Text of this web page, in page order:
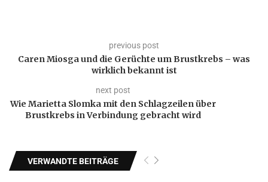
previous post
Caren Miosga und die Gerüchte um Brustkrebs – was
wirklich bekannt ist
next post
Wie Marietta Slomka mit den Schlagzeilen über
Brustkrebs in Verbindung gebracht wird
VERWANDTE BEITRÄGE